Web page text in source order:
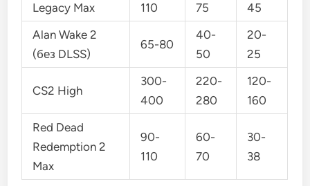
Legacy Max
110
75
45
Alan Wake 2
(без DLSS)
65-80
40-
50
20-
25
CS2 High
300-
400
220-
280
120-
160
Red Dead
Redemption 2
Max
90-
110
60-
70
30-
38